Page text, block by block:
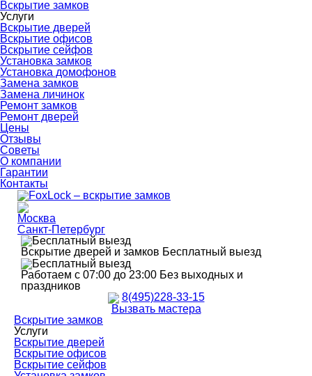
Вскрытие замков
Услуги
Вскрытие дверей
Вскрытие офисов
Вскрытие сейфов
Установка замков
Установка домофонов
Замена замков
Замена личинок
Ремонт замков
Ремонт дверей
Цены
Отзывы
Советы
О компании
Гарантии
Контакты
Москва
Санкт-Петербург
Вскрытие дверей и замков Бесплатный выезд
Работаем с 07:00 до 23:00 Без выходных и
праздников
8(495)228-33-15
Вызвать мастера
Вскрытие замков
Услуги
Вскрытие дверей
Вскрытие офисов
Вскрытие сейфов